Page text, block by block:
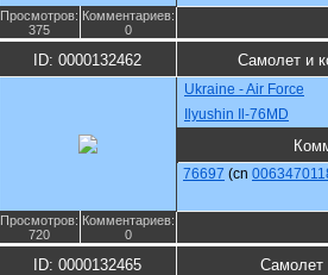
Просмотров:
375
Комментариев:
0
ID: 0000132462 Самолет и
Ukraine - Air Force
Ilyushin Il-76MD
76697 (cn
Просмотров:
720
Комментариев:
0
ID: 0000132465 Самолет